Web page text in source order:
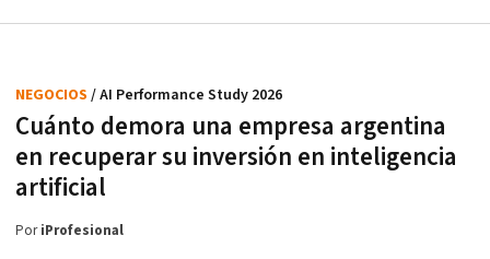
Cuánto demora una empresa argentina
en recuperar su inversión en inteligencia
artificial
NEGOCIOS / AI Performance Study 2026
PoriProfesional